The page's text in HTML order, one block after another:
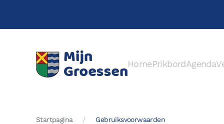
Terug naar hoofdinhoud
HomePrikbordAgenda
Startpagina Gebruiksvoorwaarden